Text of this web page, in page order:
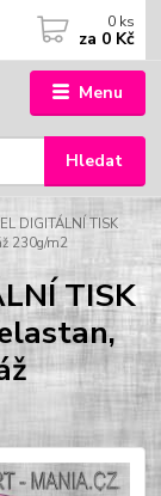
Menu
Hledat
0 ks
za 0 Kč
DIGITÁLNÍ TISK
230g/m2
TISK